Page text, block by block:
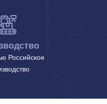
Российское